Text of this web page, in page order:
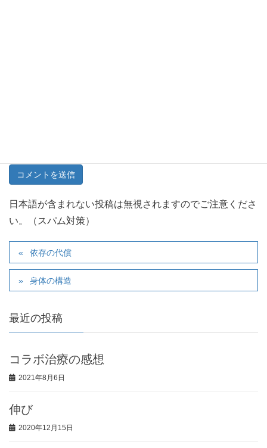
日本語が含まれない投稿は無視されますのでご注意くださ
い。（スパム対策）
依存の代償
身体の構造
最近の投稿
コラボ治療の感想
2021年8月6日
伸び
2020年12月15日